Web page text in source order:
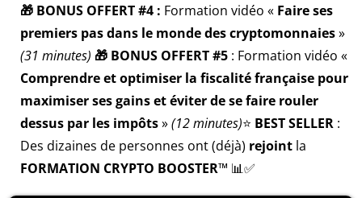
🎁 BONUS OFFERT #4 : Formation vidéo « Faire ses
premiers pas dans le monde des cryptomonnaies»
(31 minutes) 🎁 BONUS OFFERT #5 : Formation vidéo «
Comprendre et optimiser la fiscalité française pour
maximiser ses gains et éviter de se faire rouler
dessus par les impôts»(12 minutes)⭐️ BEST SELLER :
Des dizaines de personnes ont (déjà) rejoint la
FORMATION CRYPTO BOOSTER™ 📊✅